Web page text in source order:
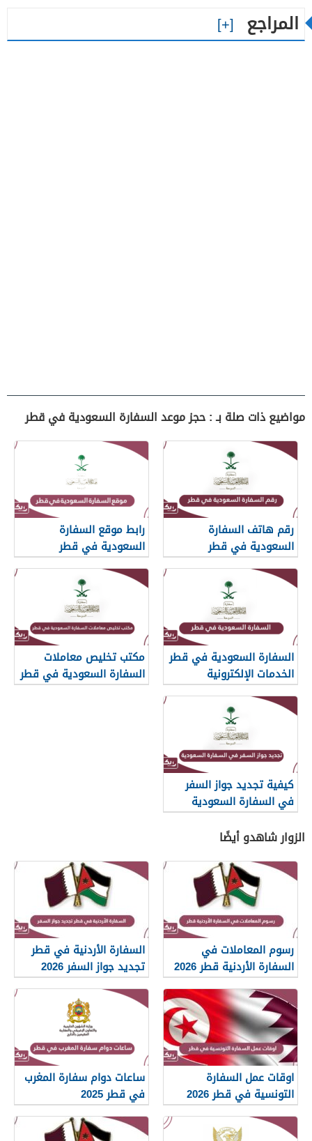
المراجع
مواضيع ذات صلة بـ : حجز موعد السفارة السعودية في قطر
رقم هاتف السفارة
السعودية في قطر
رابط موقع السفارة
السعودية في قطر
السفارة السعودية في قطر
الخدمات الإلكترونية
مكتب تخليص معاملات
السفارة السعودية في قطر
كيفية تجديد جواز السفر
في السفارة السعودية
الزوار شاهدو أيضًا
رسوم المعاملات في
السفارة الأردنية قطر 2026
السفارة الأردنية في قطر
تجديد جواز السفر 2026
اوقات عمل السفارة
التونسية في قطر 2026
ساعات دوام سفارة المغرب
في قطر 2025